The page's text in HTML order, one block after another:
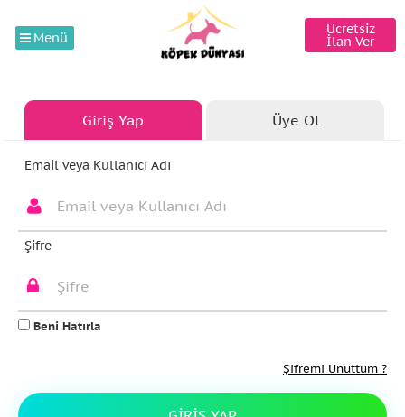
Menü
Ücretsiz
İlan Ver
Giriş Yap Üye Ol
Email veya Kullanıcı Adı
Şifre
Beni Hatırla
Şifremi Unuttum ?